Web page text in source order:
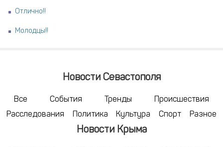
Отлично!!
Молодцы!!
Новости Севастополя
Все События Тренды
Происшествия
Расследования
Политика Культура Спорт Разное
Новости Крыма